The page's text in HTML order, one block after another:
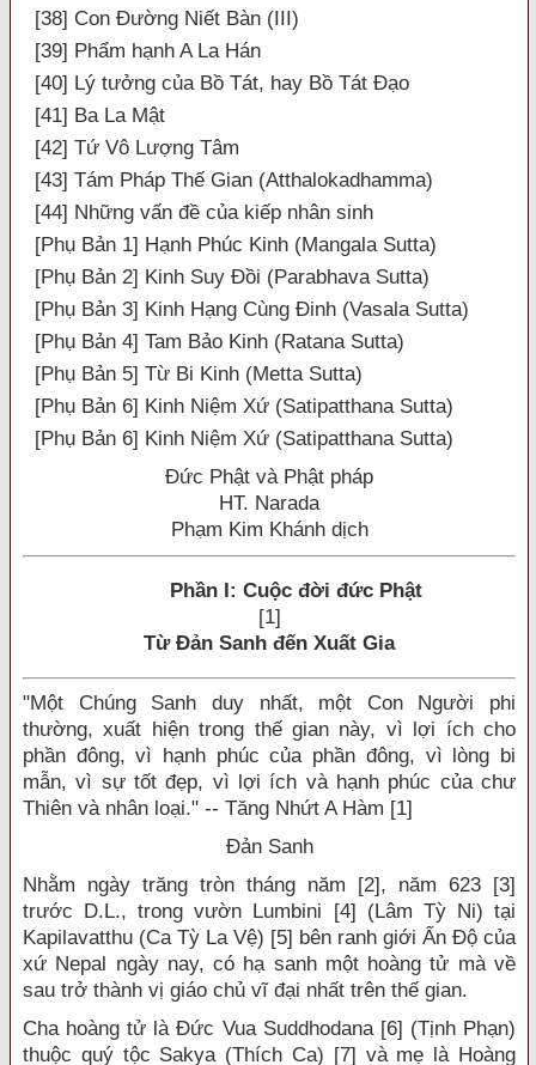
[38] Con Đường Niết Bàn (III)
[39] Phẩm hạnh A La Hán
[40] Lý tưởng của Bồ Tát, hay Bồ Tát Đạo
[41] Ba La Mật
[42] Tứ Vô Lượng Tâm
[43] Tám Pháp Thế Gian (Atthalokadhamma)
[44] Những vấn đề của kiếp nhân sinh
[Phụ Bản 1] Hạnh Phúc Kinh (Mangala Sutta)
[Phụ Bản 2] Kinh Suy Đồi (Parabhava Sutta)
[Phụ Bản 3] Kinh Hạng Cùng Đinh (Vasala Sutta)
[Phụ Bản 4] Tam Bảo Kinh (Ratana Sutta)
[Phụ Bản 5] Từ Bi Kinh (Metta Sutta)
[Phụ Bản 6] Kinh Niệm Xứ (Satipatthana Sutta)
[Phụ Bản 6] Kinh Niệm Xứ (Satipatthana Sutta)
Đức Phật và Phật pháp
HT. Narada
Phạm Kim Khánh dịch
Phần I: Cuộc đời đức Phật
[1]
Từ Đản Sanh đến Xuất Gia
"Một Chúng Sanh duy nhất, một Con Người phi
thường, xuất hiện trong thế gian này, vì lợi ích cho
phần đông, vì hạnh phúc của phần đông, vì lòng bi
mẫn, vì sự tốt đẹp, vì lợi ích và hạnh phúc của chư
Thiên và nhân loại." -- Tăng Nhứt A Hàm [1]
Đản Sanh
Nhằm ngày trăng tròn tháng năm [2], năm 623 [3]
trước D.L., trong vườn Lumbini [4] (Lâm Tỳ Ni) tại
Kapilavatthu (Ca Tỳ La Vệ) [5] bên ranh giới Ấn Độ của
xứ Nepal ngày nay, có hạ sanh một hoàng tử mà về
sau trở thành vị giáo chủ vĩ đại nhất trên thế gian.
Cha hoàng tử là Đức Vua Suddhodana [6] (Tịnh Phạn)
thuộc quý tộc Sakya (Thích Ca) [7] và mẹ là Hoàng